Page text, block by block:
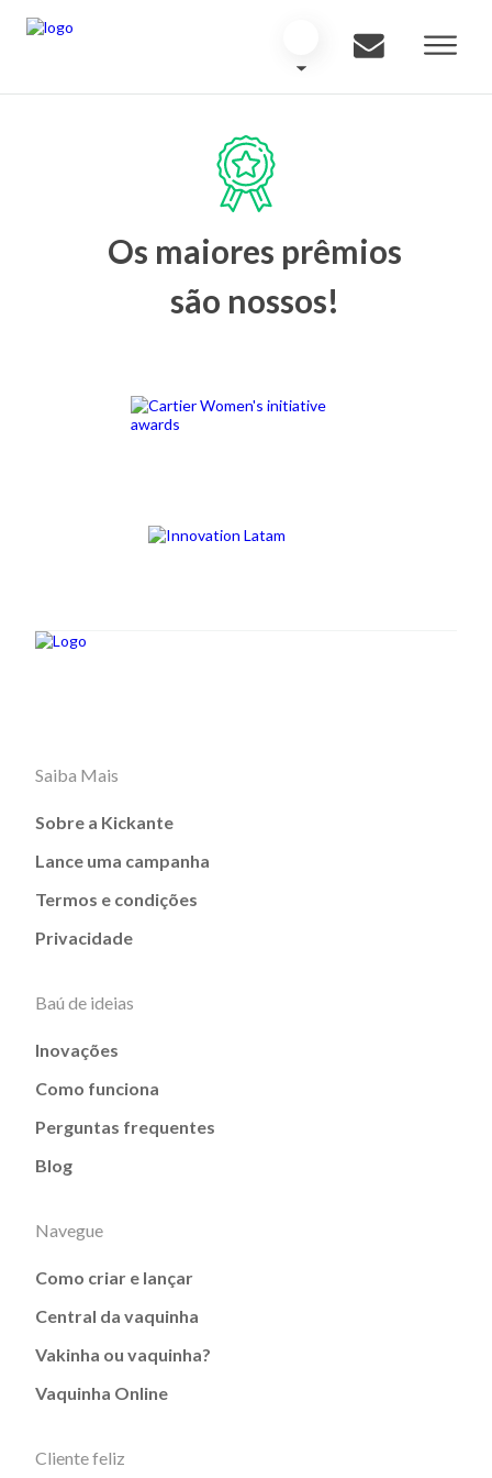
Os maiores prêmios
são nossos!
Saiba Mais
Sobre a Kickante
Lance uma campanha
Termos e condições
Privacidade
Baú de ideias
Inovações
Como funciona
Perguntas frequentes
Blog
Navegue
Como criar e lançar
Central da vaquinha
Vakinha ou vaquinha?
Vaquinha Online
Cliente feliz